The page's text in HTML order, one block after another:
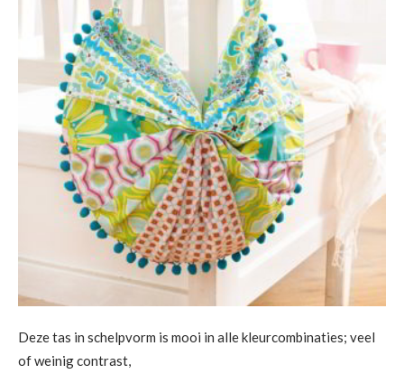
Deze tas in schelpvorm is mooi in alle kleurcombinaties; veel
of weinig contrast,